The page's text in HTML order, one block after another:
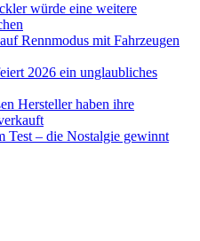
würde eine weitere
Rennmodus mit Fahrzeugen
2026 ein unglaubliches
Hersteller haben ihre
Test – die Nostalgie gewinnt